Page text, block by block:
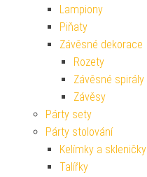
Lampiony
Piňaty
Závěsné dekorace
Rozety
Závěsné spirály
Závěsy
Párty sety
Párty stolování
Kelímky a skleničky
Talířky